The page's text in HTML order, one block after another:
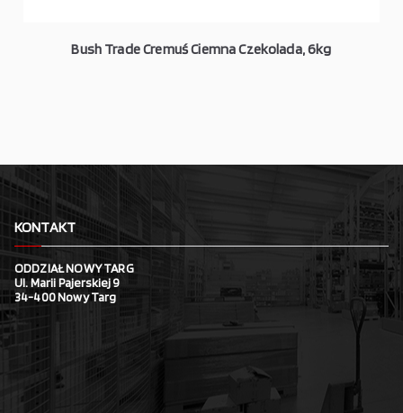
Bush Trade Cremuś Ciemna Czekolada, 6kg
KONTAKT
ODDZIAŁ NOWY TARG
Ul. Marii Pajerskiej 9
34-400 Nowy Targ